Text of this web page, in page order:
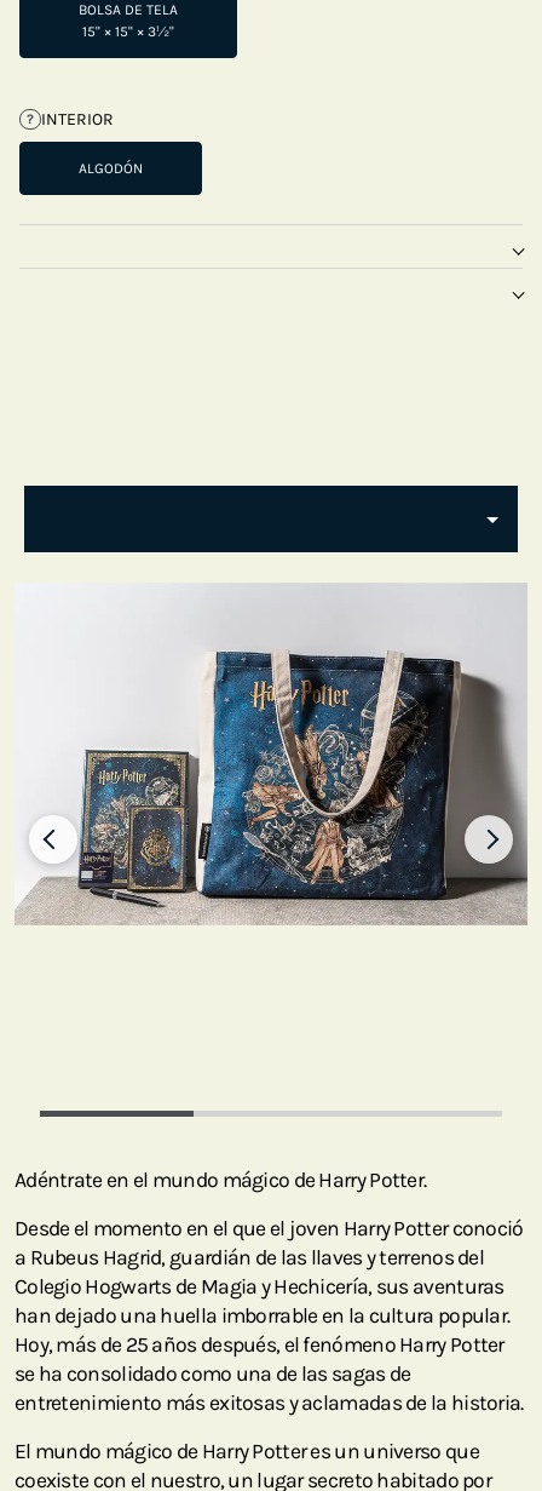
BOLSA DE TELA
15" × 15" × 3½"
? INTERIOR
ALGODÓN
Adéntrate en el mundo mágico de Harry Potter.
Desde el momento en el que el joven Harry Potter conoció
a Rubeus Hagrid, guardián de las llaves y terrenos del
Colegio Hogwarts de Magia y Hechicería, sus aventuras
han dejado una huella imborrable en la cultura popular.
Hoy, más de 25 años después, el fenómeno Harry Potter
se ha consolidado como una de las sagas de
entretenimiento más exitosas y aclamadas de la historia.
El mundo mágico de Harry Potter es un universo que
coexiste con el nuestro, un lugar secreto habitado por